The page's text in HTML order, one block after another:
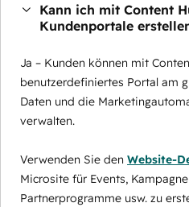
Kann ich mit Content
Kundenportale
Ja – Kunden können mit
benutzerdefiniertes Portal am
Daten und die
verwalten.
Verwenden Sie den Website-
Microsite für Events,
Partnerprogramme usw. zu